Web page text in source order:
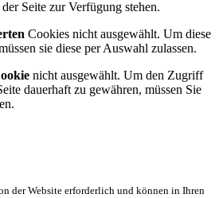
Seite zur Verfügung stehen.
Cookies nicht ausgewählt. Um diese
sie diese per Auswahl zulassen.
nicht ausgewählt. Um den Zugriff
dauerhaft zu gewähren, müssen Sie
der Website erforderlich und können in Ihren